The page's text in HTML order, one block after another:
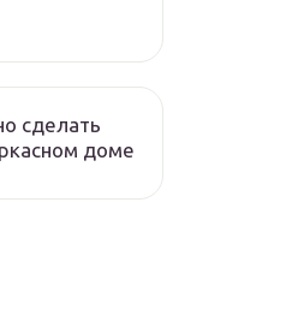
сделать
доме